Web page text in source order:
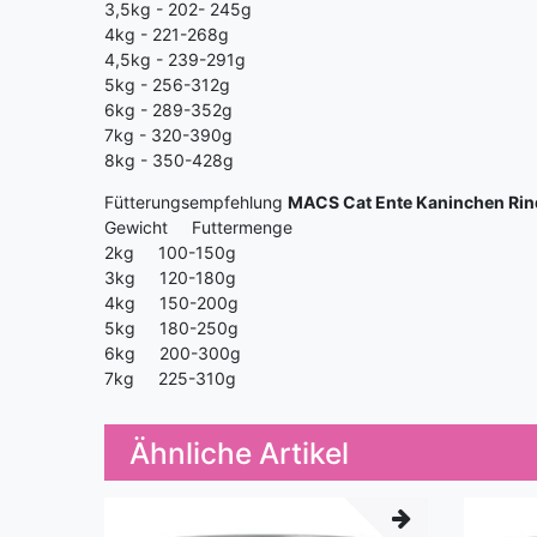
3,5kg - 202- 245g
4kg - 221-268g
4,5kg - 239-291g
5kg - 256-312g
6kg - 289-352g
7kg - 320-390g
8kg - 350-428g
Fütterungsempfehlung MACS Cat Ente Kaninchen
Gewicht Futtermenge
2kg 100-150g
3kg 120-180g
4kg 150-200g
5kg 180-250g
6kg 200-300g
7kg 225-310g
Ähnliche Artikel